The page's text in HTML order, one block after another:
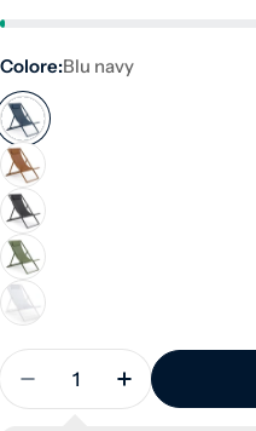
Colore:Blu navy
Quantità
Diminuisci laAumenta la